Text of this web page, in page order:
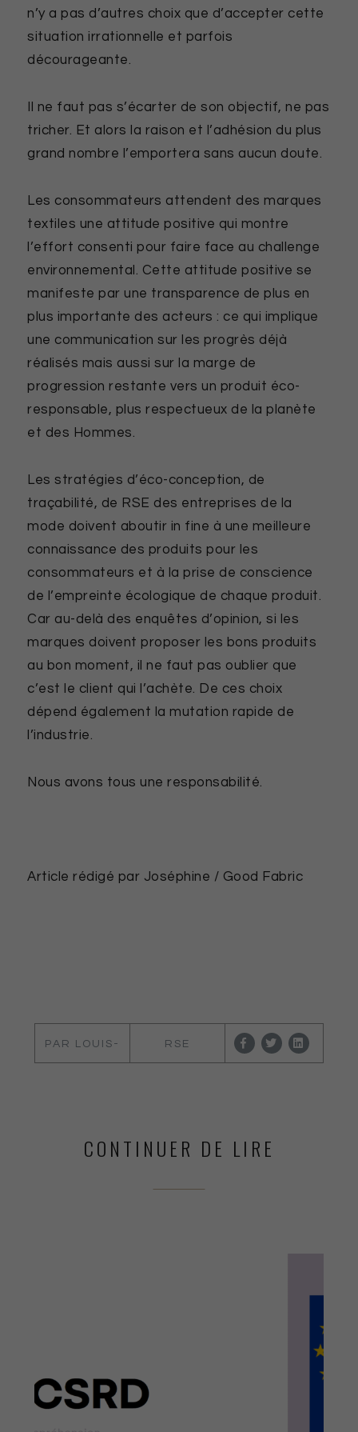
n’y a pas d’autres choix que d’accepter cette
situation irrationnelle et parfois
décourageante.
Il ne faut pas s’écarter de son objectif, ne pas
tricher. Et alors la raison et l’adhésion du plus
grand nombre l’emportera sans aucun doute.
Les consommateurs attendent des marques
textiles une attitude positive qui montre
l’effort consenti pour faire face au challenge
environnemental. Cette attitude positive se
manifeste par une transparence de plus en
plus importante des acteurs : ce qui implique
une communication sur les progrès déjà
réalisés mais aussi sur la marge de
progression restante vers un produit éco-
responsable, plus respectueux de la planète
et des Hommes.
Les stratégies d’éco-conception, de
traçabilité, de RSE des entreprises de la
mode doivent aboutir in fine à une meilleure
connaissance des produits pour les
consommateurs et à la prise de conscience
de l’empreinte écologique de chaque produit.
Car au-delà des enquêtes d’opinion, si les
marques doivent proposer les bons produits
au bon moment, il ne faut pas oublier que
c’est le client qui l’achète. De ces choix
dépend également la mutation rapide de
l’industrie.
Nous avons tous une responsabilité.
Article rédigé par Joséphine / Good Fabric
PAR LOUIS- RSE
CONTINUER DE LIRE